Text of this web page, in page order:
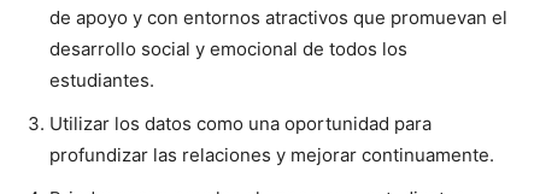
de apoyo y con entornos atractivos que promuevan el
desarrollo social y emocional de todos los
estudiantes.
Utilizar los datos como una oportunidad para
profundizar las relaciones y mejorar continuamente.